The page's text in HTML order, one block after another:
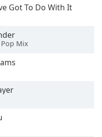
Got To Do With It
Mix